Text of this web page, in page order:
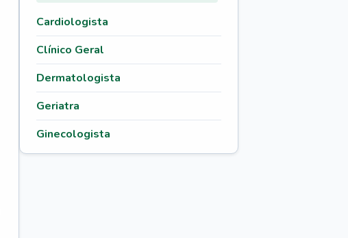
Cardiologista
Clínico Geral
Dermatologista
Geriatra
Ginecologista